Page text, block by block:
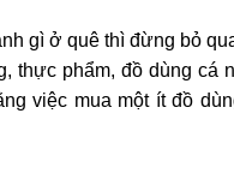
gì ở quê thì đừng bỏ
thực phẩm, đồ dùng
việc mua một ít đồ